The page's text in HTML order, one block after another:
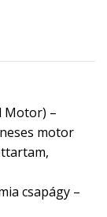
Motor) –
motor
csapágy –